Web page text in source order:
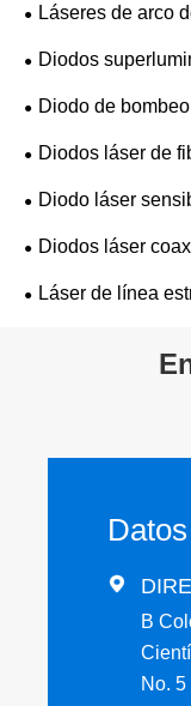
Láseres de arco
Diodos
Diodo de
Diodos láser de
Diodo láser
Diodos láser
Láser de línea

B
No.